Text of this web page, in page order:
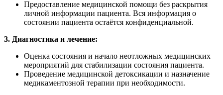
Предоставление медицинской помощи без раскрытия
личной информации пациента. Вся информация о
состоянии пациента остаётся конфиденциальной.
3. Диагностика и лечение:
Оценка состояния и начало неотложных медицинских
мероприятий для стабилизации состояния пациента.
Проведение медицинской детоксикации и назначение
медикаментозной терапии при необходимости.